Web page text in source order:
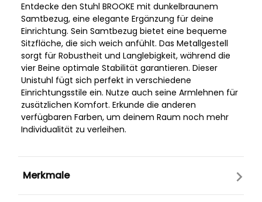
Entdecke den Stuhl BROOKE mit dunkelbraunem
Samtbezug, eine elegante Ergänzung für deine
Einrichtung. Sein Samtbezug bietet eine bequeme
Sitzfläche, die sich weich anfühlt. Das Metallgestell
sorgt für Robustheit und Langlebigkeit, während die
vier Beine optimale Stabilität garantieren. Dieser
Unistuhl fügt sich perfekt in verschiedene
Einrichtungsstile ein. Nutze auch seine Armlehnen für
zusätzlichen Komfort. Erkunde die anderen
verfügbaren Farben, um deinem Raum noch mehr
Individualität zu verleihen.
Merkmale